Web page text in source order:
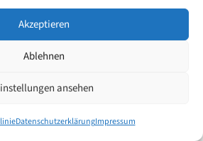
Akzeptieren
Ablehnen
ansehen
DatenschutzerklärungImpressum